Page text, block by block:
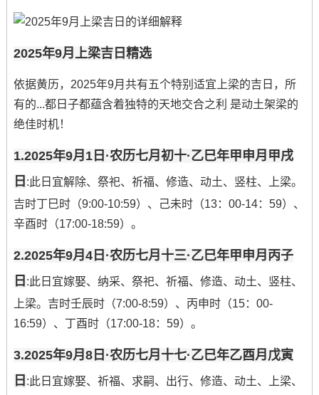
2025年9月上梁吉日精选
依据黄历，2025年9月共有五个特别适宜上梁的吉日，所
有的...都日子都蕴含着独特的天地交合之利 是动土架梁的
绝佳时机！
1.2025年9月1日·农历七月初十·乙巳年甲申月甲戌
日 :此日宜解除、祭祀、祈福、修造、动土、竖柱、上梁。
吉时丁巳时（9:00-10:59）、己未时（13：00-14：59）、
辛酉时（17:00-18:59）。
2.2025年9月4日·农历七月十三·乙巳年甲申月丙子
日 :此日宜嫁娶、纳采、祭祀、祈福、修造、动土、竖柱、
上梁。吉时壬辰时（7:00-8:59）、丙申时（15：00-
16:59）、丁酉时（17:00-18：59）。
3.2025年9月8日·农历七月十七·乙巳年乙酉月戊寅
日 :此日宜嫁娶、祈福、求嗣、出行、修造、动土、上梁、